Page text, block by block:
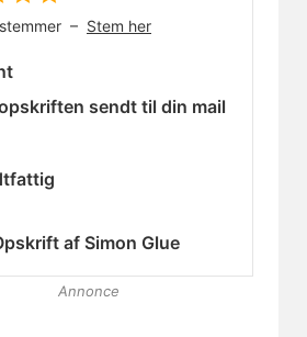
stemmer – Stem her
sendt til din mail
af Simon Glue
Annonce